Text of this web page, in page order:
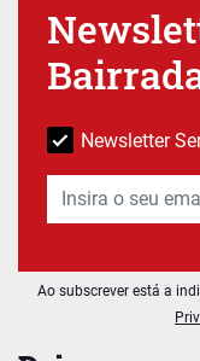
Newsletter
Ao subscrever está a